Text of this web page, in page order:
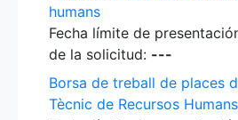
humans
Fecha límite de
de la solicitud: ---
Borsa de treball de places
Tècnic de Recursos Humans